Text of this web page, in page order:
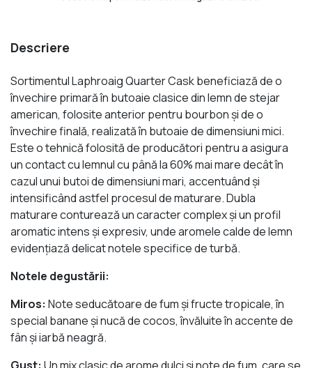
Descriere
Sortimentul Laphroaig Quarter Cask beneficiază de o
învechire primară în butoaie clasice din lemn de stejar
american, folosite anterior pentru bourbon şi de o
învechire finală, realizată în butoaie de dimensiuni mici.
Este o tehnică folosită de producători pentru a asigura
un contact cu lemnul cu până la 60% mai mare decât în
cazul unui butoi de dimensiuni mari, accentuând şi
intensificând astfel procesul de maturare. Dubla
maturare conturează un caracter complex şi un profil
aromatic intens şi expresiv, unde aromele calde de lemn
evidenţiază delicat notele specifice de turbă.
Notele degustării:
Miros: Note seducătoare de fum şi fructe tropicale, în
special banane şi nucă de cocos, învăluite în accente de
fân şi iarbă neagră.